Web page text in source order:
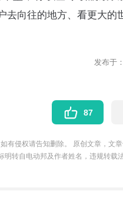
去向往的地方、看更大的
发布于
87
有侵权请告知删除。 原创文章，文
明转自电动邦及作者姓名，违规转载法